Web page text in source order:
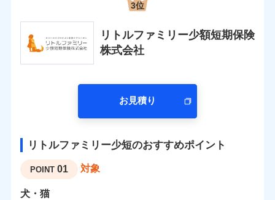
3位
リトルファミリー少額短期保険
株式会社
お見積り
リトルファミリー少短のおすすめポイント
POINT 01 対象
犬・猫